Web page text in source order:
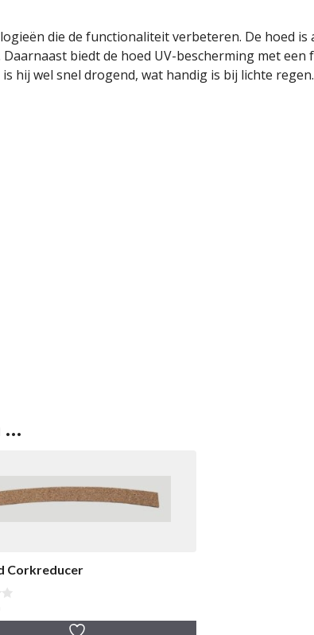
die de functionaliteit verbeteren. De hoed
biedt de hoed UV-bescherming met
hij wel snel drogend, wat handig is bij lichte
…
Corkreducer